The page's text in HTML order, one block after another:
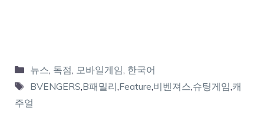
뉴스 독점 모바일게임 한국어
BVENGERS B패밀리 Feature 비벤져스 슈팅게임 캐
주얼